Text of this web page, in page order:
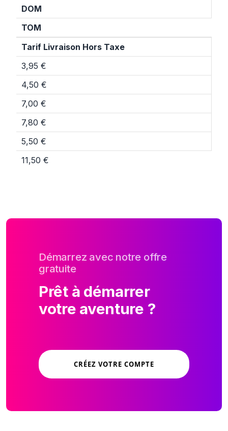
DOM
TOM
Tarif Livraison Hors Taxe
3,95 €
4,50 €
7,00 €
7,80 €
5,50 €
11,50 €
Démarrez avec notre offre
gratuite
Prêt à démarrer
votre aventure ?
CRÉEZ VOTRE COMPTE